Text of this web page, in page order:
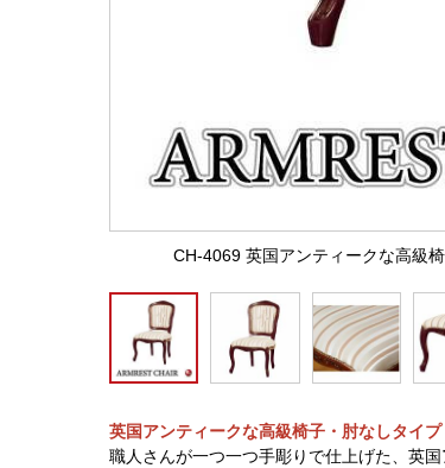
CH-4069 英国アンティークな高級
英国アンティークな高級椅子・肘なしタイプ
職人さんが一つ一つ手彫りで仕上げた、英国